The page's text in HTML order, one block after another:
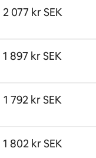
2 077 kr SEK
1 897 kr SEK
1 792 kr SEK
1 802 kr SEK